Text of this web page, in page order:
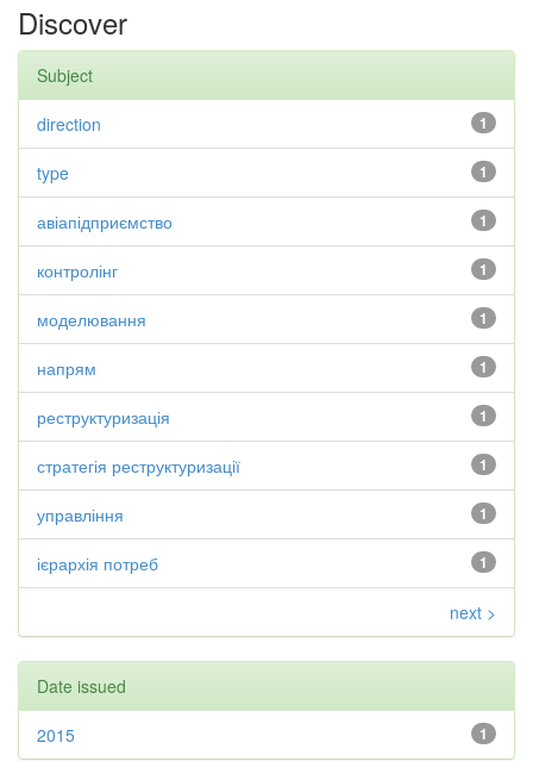
Discover
Subject
1
direction
1
type
1
авіапідприємство
1
контролінг
1
моделювання
1
напрям
1
реструктуризація
1
стратегія реструктуризації
1
управління
1
ієрархія потреб
next >
Date issued
1
2015